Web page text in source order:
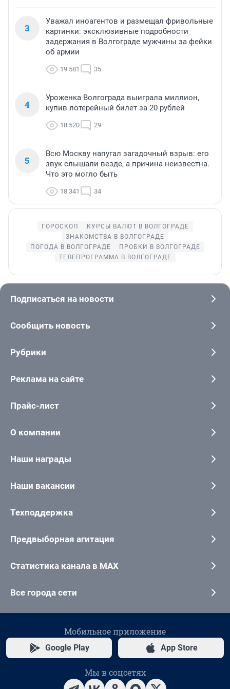
3
Уважал иноагентов и размещал фривольные
картинки: эксклюзивные подробности
задержания в Волгограде мужчины за фейки
об армии
19 581 35
4
Уроженка Волгограда выиграла миллион,
купив лотерейный билет за 20 рублей
18 520 29
5
Всю Москву напугал загадочный взрыв: его
звук слышали везде, а причина неизвестна.
Что это могло быть
18 341 34
ГОРОСКОП
КУРСЫ ВАЛЮТ В ВОЛГОГРАДЕ
ЗНАКОМСТВА В ВОЛГОГРАДЕ
ПОГОДА В ВОЛГОГРАДЕ
ПРОБКИ В ВОЛГОГРАДЕ
ТЕЛЕПРОГРАММА В ВОЛГОГРАДЕ
Подписаться на новости
Сообщить новость
Рубрики
Реклама на сайте
Прайс-лист
О компании
Наши награды
Наши вакансии
Техподдержка
Предвыборная агитация
Статистика канала в MAX
Все города сети
Мобильное приложение
Google Play App Store
Мы в соцсетях